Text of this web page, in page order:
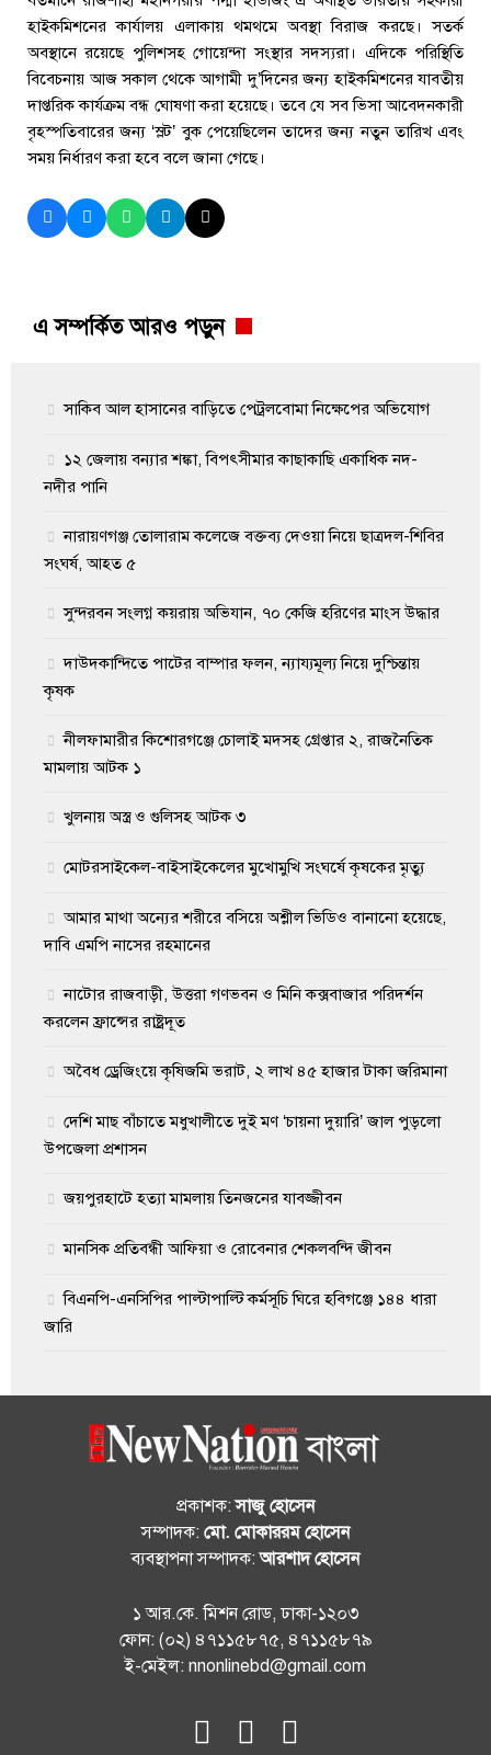
হাইকমিশনের কার্যালয় এলাকায় থমথমে অবস্থা বিরাজ করছে। সতর্ক
অবস্থানে রয়েছে পুলিশসহ গোয়েন্দা সংস্থার সদস্যরা। এদিকে পরিস্থিতি
বিবেচনায় আজ সকাল থেকে আগামী দু’দিনের জন্য হাইকমিশনের যাবতীয়
দাপ্তরিক কার্যক্রম বন্ধ ঘোষণা করা হয়েছে। তবে যে সব ভিসা আবেদনকারী
বৃহস্পতিবারের জন্য ‘স্লট’ বুক পেয়েছিলেন তাদের জন্য নতুন তারিখ এবং
সময় নির্ধারণ করা হবে বলে জানা গেছে।
এ সম্পর্কিত আরও পড়ুন
সাকিব আল হাসানের বাড়িতে পেট্রলবোমা নিক্ষেপের অভিযোগ
১২ জেলায় বন্যার শঙ্কা, বিপৎসীমার কাছাকাছি একাধিক নদ-
নদীর পানি
নারায়ণগঞ্জ তোলারাম কলেজে বক্তব্য দেওয়া নিয়ে ছাত্রদল-শিবির
সংঘর্ষ, আহত ৫
সুন্দরবন সংলগ্ন কয়রায় অভিযান, ৭০ কেজি হরিণের মাংস উদ্ধার
দাউদকান্দিতে পাটের বাম্পার ফলন, ন্যায্যমূল্য নিয়ে দুশ্চিন্তায়
কৃষক
নীলফামারীর কিশোরগঞ্জে চোলাই মদসহ গ্রেপ্তার ২, রাজনৈতিক
মামলায় আটক ১
খুলনায় অস্ত্র ও গুলিসহ আটক ৩
মোটরসাইকেল-বাইসাইকেলের মুখোমুখি সংঘর্ষে কৃষকের মৃত্যু
আমার মাথা অন্যের শরীরে বসিয়ে অশ্লীল ভিডিও বানানো হয়েছে,
দাবি এমপি নাসের রহমানের
নাটোর রাজবাড়ী, উত্তরা গণভবন ও মিনি কক্সবাজার পরিদর্শন
করলেন ফ্রান্সের রাষ্ট্রদূত
অবৈধ ড্রেজিংয়ে কৃষিজমি ভরাট, ২ লাখ ৪৫ হাজার টাকা জরিমানা
দেশি মাছ বাঁচাতে মধুখালীতে দুই মণ ‘চায়না দুয়ারি’ জাল পুড়লো
উপজেলা প্রশাসন
জয়পুরহাটে হত্যা মামলায় তিনজনের যাবজ্জীবন
মানসিক প্রতিবন্ধী আফিয়া ও রোবেনার শেকলবন্দি জীবন
বিএনপি-এনসিপির পাল্টাপাল্টি কর্মসূচি ঘিরে হবিগঞ্জে ১৪৪ ধারা
জারি
প্রকাশক:সাজু হোসেন
সম্পাদক: মো. মোকাররম হোসেন
ব্যবস্থাপনা সম্পাদক:আরশাদ হোসেন
১ আর.কে. মিশন রোড, ঢাকা-১২০৩
ফোন: (০২) ৪৭১১৫৮৭৫, ৪৭১১৫৮৭৯
ই-মেইল: nnonlinebd@gmail.com
fab
fa-
fab
fa-